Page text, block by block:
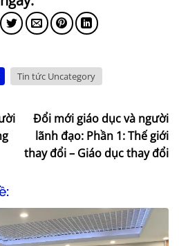
Tin tức Uncategory
Đổi mới giáo dục và người
lãnh đạo: Phần 1: Thế giới
thay đổi – Giáo dục thay đổi